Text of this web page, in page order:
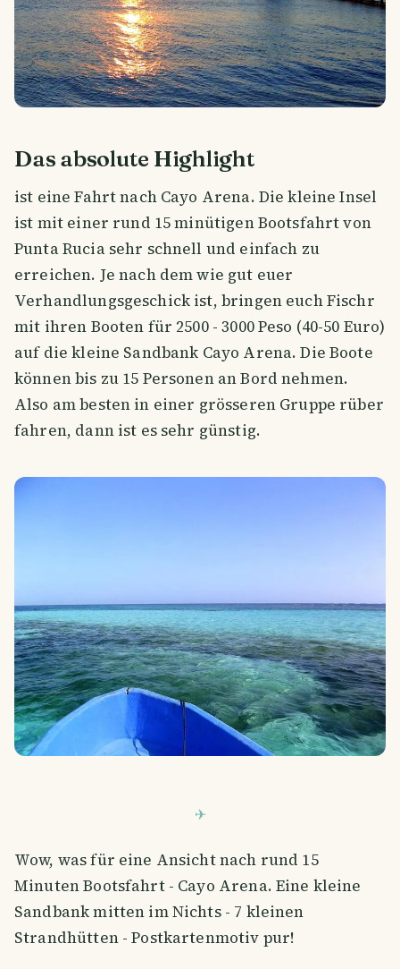
Das absolute Highlight
ist eine Fahrt nach Cayo Arena. Die kleine Insel
ist mit einer rund 15 minütigen Bootsfahrt von
Punta Rucia sehr schnell und einfach zu
erreichen. Je nach dem wie gut euer
Verhandlungsgeschick ist, bringen euch Fischr
mit ihren Booten für 2500 - 3000 Peso (40-50 Euro)
auf die kleine Sandbank Cayo Arena. Die Boote
können bis zu 15 Personen an Bord nehmen.
Also am besten in einer grösseren Gruppe rüber
fahren, dann ist es sehr günstig.
Wow, was für eine Ansicht nach rund 15
Minuten Bootsfahrt - Cayo Arena. Eine kleine
Sandbank mitten im Nichts - 7 kleinen
Strandhütten - Postkartenmotiv pur!